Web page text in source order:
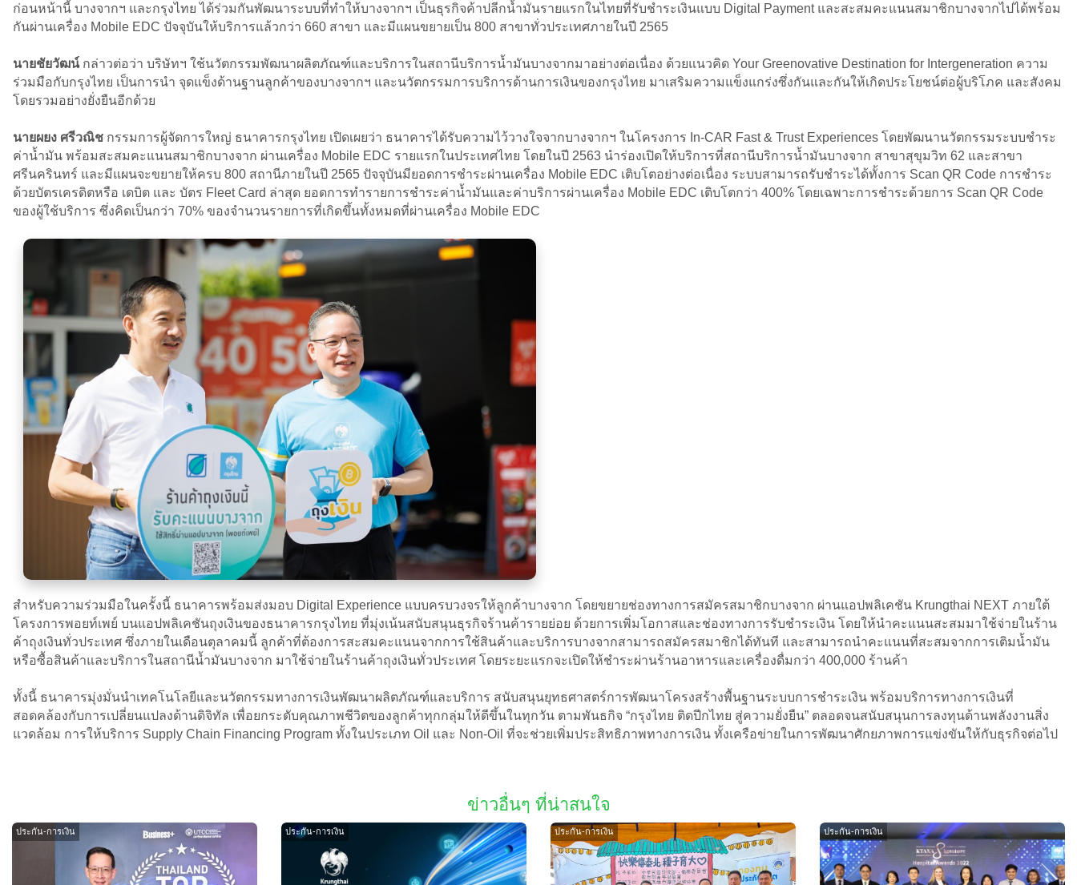
ก่อนหน้านี้ บางจากฯ และกรุงไทย ได้ร่วมกันพัฒนาระบบที่ทำให้บางจากฯ เป็นธุรกิจค้าปลีกน้ำมันรายแรกในไทยที่รับชำระเงินแบบ Digital Payment และสะสมคะแนนสมาชิกบางจากไปได้พร้อม
กันผ่านเครื่อง Mobile EDC ปัจจุบันให้บริการแล้วกว่า 660 สาขา และมีแผนขยายเป็น 800 สาขาทั่วประเทศภายในปี 2565
นายชัยวัฒน์กล่าวต่อว่า บริษัทฯ ใช้นวัตกรรมพัฒนาผลิตภัณฑ์และบริการในสถานีบริการน้ำมันบางจากมาอย่างต่อเนื่อง ด้วยแนวคิด Your Greenovative Destination for Intergeneration ความ
ร่วมมือกับกรุงไทย เป็นการนำ จุดแข็งด้านฐานลูกค้าของบางจากฯ และนวัตกรรมการบริการด้านการเงินของกรุงไทย มาเสริมความแข็งแกร่งซึ่งกันและกันให้เกิดประโยชน์ต่อผู้บริโภค และสังคม
โดยรวมอย่างยั่งยืนอีกด้วย
นายผยง ศรีวณิช กรรมการผู้จัดการใหญ่ ธนาคารกรุงไทย เปิดเผยว่า ธนาคารได้รับความไว้วางใจจากบางจากฯ ในโครงการ In-CAR Fast & Trust Experiences โดยพัฒนานวัตกรรมระบบชำระ
ค่าน้ำมัน พร้อมสะสมคะแนนสมาชิกบางจาก ผ่านเครื่อง Mobile EDC รายแรกในประเทศไทย โดยในปี 2563 นำร่องเปิดให้บริการที่สถานีบริการน้ำมันบางจาก สาขาสุขุมวิท 62 และสาขา
ศรีนครินทร์ และมีแผนจะขยายให้ครบ 800 สถานีภายในปี 2565 ปัจจุบันมียอดการชำระผ่านเครื่อง Mobile EDC เติบโตอย่างต่อเนื่อง ระบบสามารถรับชำระได้ทั้งการ Scan QR Code การชำระ
ด้วยบัตรเครดิตหรือ เดบิต และ บัตร Fleet Card ล่าสุด ยอดการทำรายการชำระค่าน้ำมันและค่าบริการผ่านเครื่อง Mobile EDC เติบโตกว่า 400% โดยเฉพาะการชำระด้วยการ Scan QR Code
ของผู้ใช้บริการ ซึ่งคิดเป็นกว่า 70% ของจำนวนรายการที่เกิดขึ้นทั้งหมดที่ผ่านเครื่อง Mobile EDC
สำหรับความร่วมมือในครั้งนี้ ธนาคารพร้อมส่งมอบ Digital Experience แบบครบวงจรให้ลูกค้าบางจาก โดยขยายช่องทางการสมัครสมาชิกบางจาก ผ่านแอปพลิเคชัน Krungthai NEXT ภายใต้
โครงการพอยท์เพย์ บนแอปพลิเคชันถุงเงินของธนาคารกรุงไทย ที่มุ่งเน้นสนับสนุนธุรกิจร้านค้ารายย่อย ด้วยการเพิ่มโอกาสและช่องทางการรับชำระเงิน โดยให้นำคะแนนสะสมมาใช้จ่ายในร้าน
ค้าถุงเงินทั่วประเทศ ซึ่งภายในเดือนตุลาคมนี้ ลูกค้าที่ต้องการสะสมคะแนนจากการใช้สินค้าและบริการบางจากสามารถสมัครสมาชิกได้ทันที และสามารถนำคะแนนที่สะสมจากการเติมน้ำมัน
หรือซื้อสินค้าและบริการในสถานีน้ำมันบางจาก มาใช้จ่ายในร้านค้าถุงเงินทั่วประเทศ โดยระยะแรกจะเปิดให้ชำระผ่านร้านอาหารและเครื่องดื่มกว่า 400,000 ร้านค้า
ทั้งนี้ ธนาคารมุ่งมั่นนำเทคโนโลยีและนวัตกรรมทางการเงินพัฒนาผลิตภัณฑ์และบริการ สนับสนุนยุทธศาสตร์การพัฒนาโครงสร้างพื้นฐานระบบการชำระเงิน พร้อมบริการทางการเงินที่
สอดคล้องกับการเปลี่ยนแปลงด้านดิจิทัล เพื่อยกระดับคุณภาพชีวิตของลูกค้าทุกกลุ่มให้ดีขึ้นในทุกวัน ตามพันธกิจ “กรุงไทย ติดปีกไทย สู่ความยั่งยืน” ตลอดจนสนับสนุนการลงทุนด้านพลังงานสิ่ง
แวดล้อม การให้บริการ Supply Chain Financing Program ทั้งในประเภท Oil และ Non-Oil ที่จะช่วยเพิ่มประสิทธิภาพทางการเงิน ทั้งเครือข่ายในการพัฒนาศักยภาพการแข่งขันให้กับธุรกิจต่อไป
ข่าวอื่นๆ ที่น่าสนใจ
ประกัน-การเงิน ประกัน-การเงิน ประกัน-การเงิน ประกัน-การเงิน